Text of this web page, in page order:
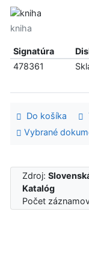
kniha
Signatúra
478361
Do košíka
Vybrané
Zdroj:
Katalóg
Počet